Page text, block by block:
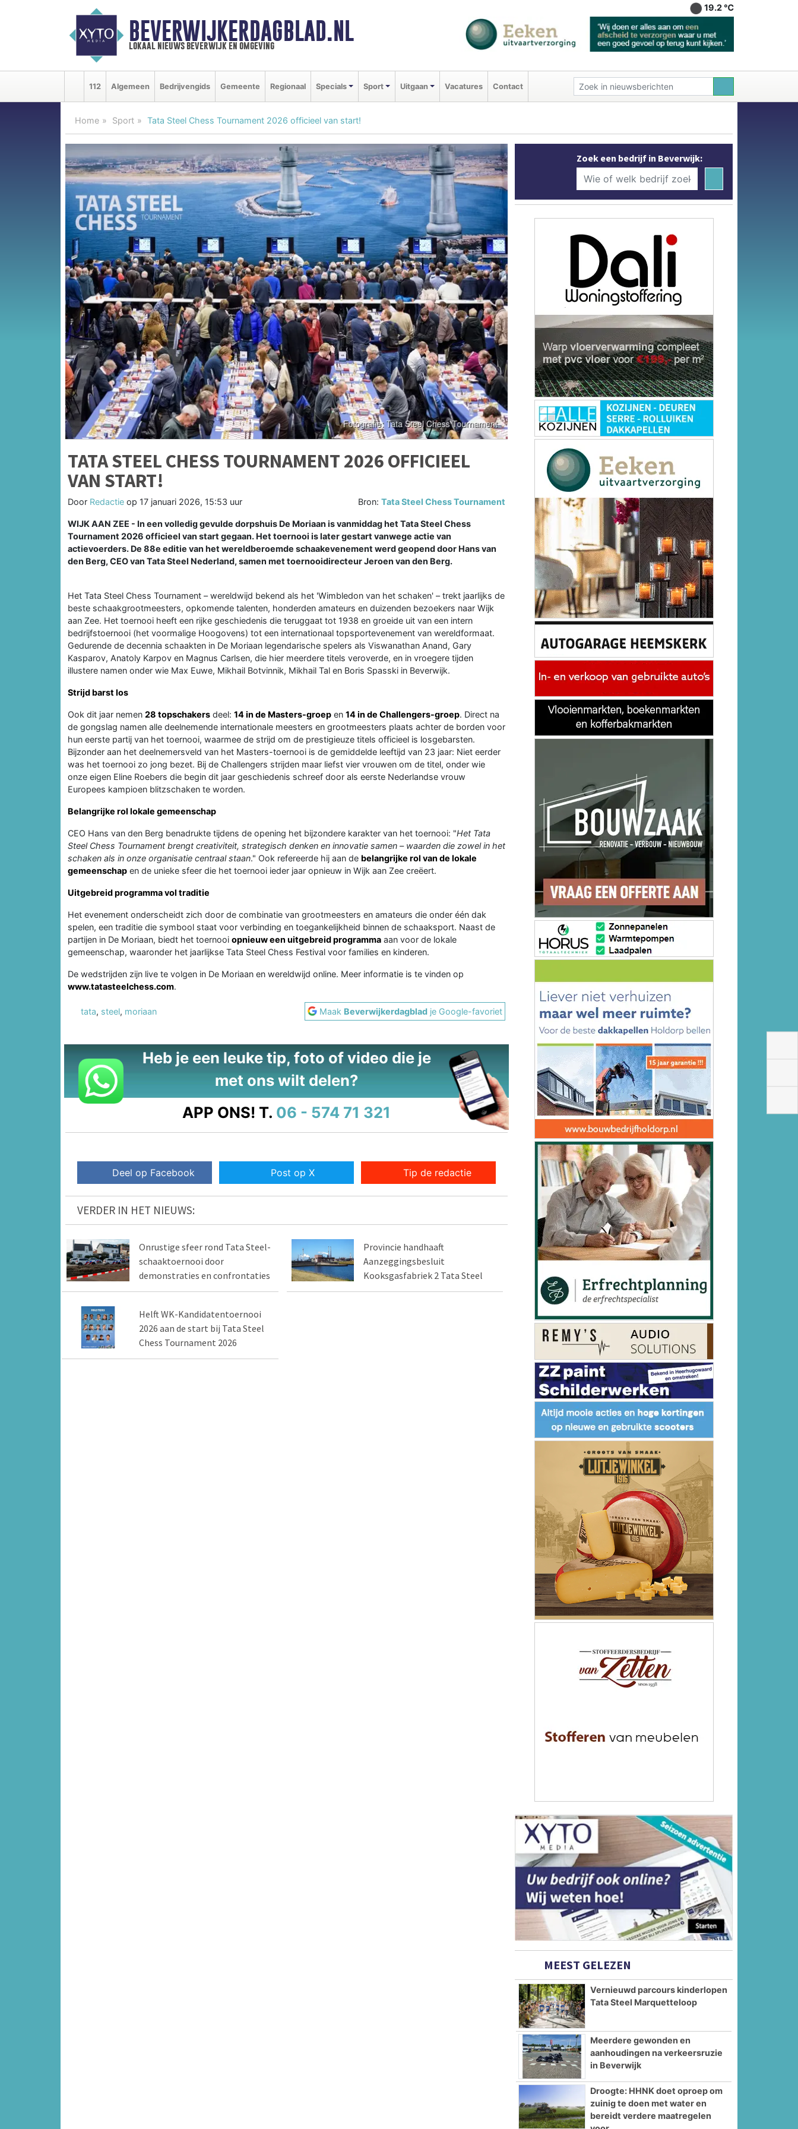
BEVERWIJKERDAGBLAD.NL
lokaal nieuws beverwijk en omgeving
19.2 ℃
112 Algemeen Bedrijvengids Gemeente Regionaal Specials Sport Uitgaan Vacatures Contact
Home Sport Tata Steel Chess Tournament 2026 officieel van start!
TATA STEEL CHESS TOURNAMENT 2026 OFFICIEEL
VAN START!
Door Redactie op 17 januari 2026, 15:53 uur Bron:Tata Steel Chess Tournament
WIJK AAN ZEE - In een volledig gevulde dorpshuis De Moriaan is vanmiddag het Tata Steel Chess
Tournament 2026 officieel van start gegaan. Het toernooi is later gestart vanwege actie van
actievoerders. De 88e editie van het wereldberoemde schaakevenement werd geopend door Hans van
den Berg, CEO van Tata Steel Nederland, samen met toernooidirecteur Jeroen van den Berg.
Het Tata Steel Chess Tournament – wereldwijd bekend als het 'Wimbledon van het schaken' – trekt jaarlijks de
beste schaakgrootmeesters, opkomende talenten, honderden amateurs en duizenden bezoekers naar Wijk
aan Zee. Het toernooi heeft een rijke geschiedenis die teruggaat tot 1938 en groeide uit van een intern
bedrijfstoernooi (het voormalige Hoogovens) tot een internationaal topsportevenement van wereldformaat.
Gedurende de decennia schaakten in De Moriaan legendarische spelers als Viswanathan Anand, Gary
Kasparov, Anatoly Karpov en Magnus Carlsen, die hier meerdere titels veroverde, en in vroegere tijden
illustere namen onder wie Max Euwe, Mikhail Botvinnik, Mikhail Tal en Boris Spasski in Beverwijk.
Strijd barst los
Ook dit jaar nemen 28 topschakers deel: 14 in de Masters-groep en 14 in de Challengers-groep. Direct na
de gongslag namen alle deelnemende internationale meesters en grootmeesters plaats achter de borden voor
hun eerste partij van het toernooi, waarmee de strijd om de prestigieuze titels officieel is losgebarsten.
Bijzonder aan het deelnemersveld van het Masters-toernooi is de gemiddelde leeftijd van 23 jaar: Niet eerder
was het toernooi zo jong bezet. Bij de Challengers strijden maar liefst vier vrouwen om de titel, onder wie
onze eigen Eline Roebers die begin dit jaar geschiedenis schreef door als eerste Nederlandse vrouw
Europees kampioen blitzschaken te worden.
Belangrijke rol lokale gemeenschap
CEO Hans van den Berg benadrukte tijdens de opening het bijzondere karakter van het toernooi: "Het Tata
Steel Chess Tournament brengt creativiteit, strategisch denken en innovatie samen – waarden die zowel in het
schaken als in onze organisatie centraal staan." Ook refereerde hij aan de belangrijke rol van de lokale
gemeenschap en de unieke sfeer die het toernooi ieder jaar opnieuw in Wijk aan Zee creëert.
Uitgebreid programma vol traditie
Het evenement onderscheidt zich door de combinatie van grootmeesters en amateurs die onder één dak
spelen, een traditie die symbool staat voor verbinding en toegankelijkheid binnen de schaaksport. Naast de
partijen in De Moriaan, biedt het toernooi opnieuw een uitgebreid programma aan voor de lokale
gemeenschap, waaronder het jaarlijkse Tata Steel Chess Festival voor families en kinderen.
De wedstrijden zijn live te volgen in De Moriaan en wereldwijd online. Meer informatie is te vinden op
www.tatasteelchess.com.
tata, steel, moriaan Maak Beverwijkerdagblad je Google-favoriet
Heb je een leuke tip, foto of video die je
met ons wilt delen?
APP ONS! T. 06 - 574 71 321
Deel op Facebook Post op X Tip de redactie
VERDER IN HET NIEUWS:
Onrustige sfeer rond Tata Steel-
schaaktoernooi door
demonstraties en confrontaties
Provincie handhaaft
Aanzeggingsbesluit
Kooksgasfabriek 2 Tata Steel
Helft WK-Kandidatentoernooi
2026 aan de start bij Tata Steel
Chess Tournament 2026
Zoek een bedrijf in Beverwijk:
MEEST GELEZEN
Vernieuwd parcours kinderlopen
Tata Steel Marquetteloop
Meerdere gewonden en
aanhoudingen na verkeersruzie
in Beverwijk
Droogte: HHNK doet oproep om
zuinig te doen met water en
bereidt verdere maatregelen